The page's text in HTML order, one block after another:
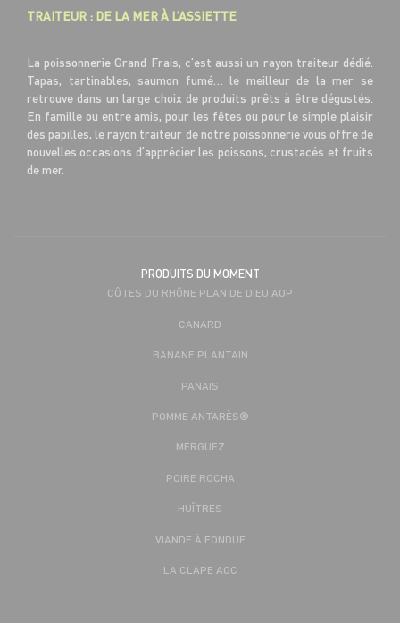
TRAITEUR : DE LA MER À L’ASSIETTE
La poissonnerie Grand Frais, c’est aussi un rayon traiteur dédié.
Tapas, tartinables, saumon fumé… le meilleur de la mer se
retrouve dans un large choix de produits prêts à être dégustés.
En famille ou entre amis, pour les fêtes ou pour le simple plaisir
des papilles, le rayon traiteur de notre poissonnerie vous offre de
nouvelles occasions d’apprécier les poissons, crustacés et fruits
de mer.
PRODUITS DU MOMENT
CÔTES DU RHÔNE PLAN DE DIEU AOP
CANARD
BANANE PLANTAIN
PANAIS
POMME ANTARÈS®
MERGUEZ
POIRE ROCHA
HUÎTRES
VIANDE À FONDUE
LA CLAPE AOC